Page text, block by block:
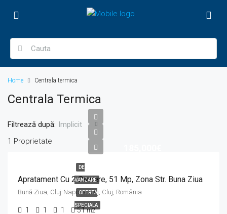
Home Centrala termica
Centrala Termica
1 Proprietate
Filtrează după: Implicit
DE
VANZARE
OFERTA
SPECIALA
Apratament Cu 2 Camere, 51 Mp, Zona Str. Buna Ziua
Bună Ziua, Cluj-Napoca,Cluj, Cluj, România
1 1 1 51 m2